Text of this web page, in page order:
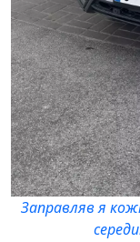
Заправляв я